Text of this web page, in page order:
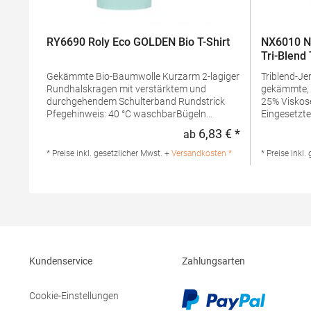
RY6690 Roly Eco GOLDEN Bio T-Shirt
Gekämmte Bio-Baumwolle Kurzarm 2-lagiger
Rundhalskragen mit verstärktem und
durchgehendem Schulterband Rundstrick
Pfegehinweis: 40 °C waschbarBügeln
g/m²)Materialzusammensetzung: 100%
Baumwolle (Heather Grey: 85% Baumwolle /
Regulärer Preis:
ab 6,83 € *
* Preise inkl. gesetzlicher Mwst. + Versandkosten *
NX6010
Tri-Blend
Triblend-Jersey 50%
25% Viskose
g/
Polyester /
* Preise inkl.
Kundenservice
Cookie-Einstellungen
Zahlungsarten